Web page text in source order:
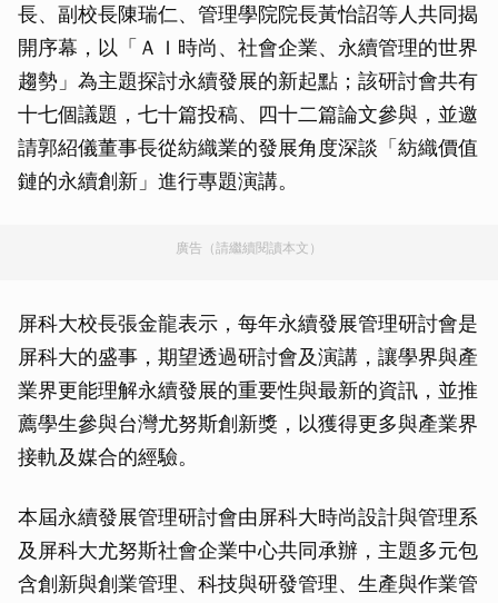
長、副校長陳瑞仁、管理學院院長黃怡詔等人共同揭
開序幕，以「ＡＩ時尚、社會企業、永續管理的世界
趨勢」為主題探討永續發展的新起點；該研討會共有
十七個議題，七十篇投稿、四十二篇論文參與，並邀
請郭紹儀董事長從紡織業的發展角度深談「紡織價值
鏈的永續創新」進行專題演講。
廣告（請繼續閱讀本文）
屏科大校長張金龍表示，每年永續發展管理研討會是
屏科大的盛事，期望透過研討會及演講，讓學界與產
業界更能理解永續發展的重要性與最新的資訊，並推
薦學生參與台灣尤努斯創新獎，以獲得更多與產業界
接軌及媒合的經驗。
本屆永續發展管理研討會由屏科大時尚設計與管理系
及屏科大尤努斯社會企業中心共同承辦，主題多元包
含創新與創業管理、科技與研發管理、生產與作業管